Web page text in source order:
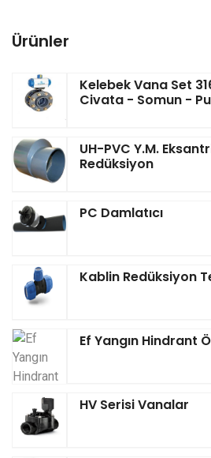
Ürünler
Kelebek Vana Set
Civata - Somun -
UH-PVC Y.M.
Redüksiyon
PC Damlatıcı
Kablin Redüksiyon
Ef Yangın Hindrant
HV Serisi Vanalar